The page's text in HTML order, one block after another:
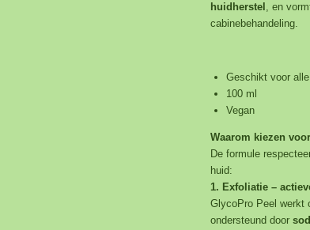
huidherstel , en
cabinebehandeling.
Geschikt voor
100 ml
Vegan
Waarom kiezen
De formule
huid:
1. Exfoliatie –
GlycoPro Peel werkt
ondersteund door